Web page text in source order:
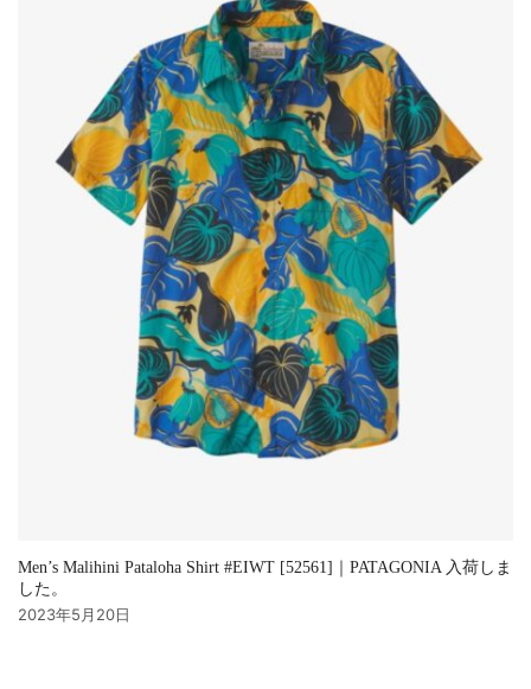
Men’s Malihini Pataloha Shirt #EIWT [52561]｜PATAGONIA 入荷しま
した。
2023年5月20日